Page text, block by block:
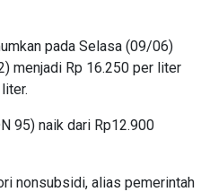
pada Selasa (09/06)
menjadi Rp 16.250 per liter
95) naik dari Rp12.900
nonsubsidi, alias pemerintah